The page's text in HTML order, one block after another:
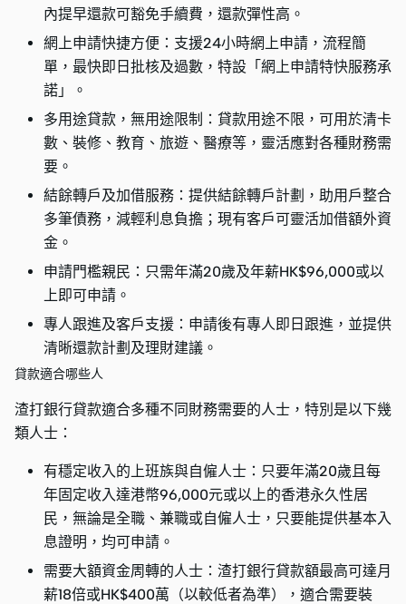
內提早還款可豁免手續費，還款彈性高。
網上申請快捷方便：支援24小時網上申請，流程簡
單，最快即日批核及過數，特設「網上申請特快服務承
諾」。
多用途貸款，無用途限制：貸款用途不限，可用於清卡
數、裝修、教育、旅遊、醫療等，靈活應對各種財務需
要。
結餘轉戶及加借服務：提供結餘轉戶計劃，助用戶整合
多筆債務，減輕利息負擔；現有客戶可靈活加借額外資
金。
申請門檻親民：只需年滿20歲及年薪HK$96,000或以
上即可申請。
專人跟進及客戶支援：申請後有專人即日跟進，並提供
清晰還款計劃及理財建議。
貸款適合哪些人
渣打銀行貸款適合多種不同財務需要的人士，特別是以下幾
類人士：
有穩定收入的上班族與自僱人士：只要年滿20歲且每
年固定收入達港幣96,000元或以上的香港永久性居
民，無論是全職、兼職或自僱人士，只要能提供基本入
息證明，均可申請。
需要大額資金周轉的人士：渣打銀行貸款額最高可達月
薪18倍或HK$400萬（以較低者為準），適合需要裝